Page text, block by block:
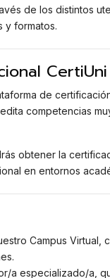
de los distintos
y formatos.
CertiUni
de
competencias
obtener la
en entornos
Campus Virtual,
a especializado/a,